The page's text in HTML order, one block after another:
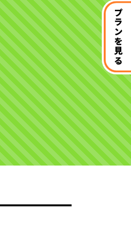
プランを見る